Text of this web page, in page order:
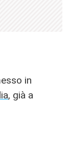
in
, già a